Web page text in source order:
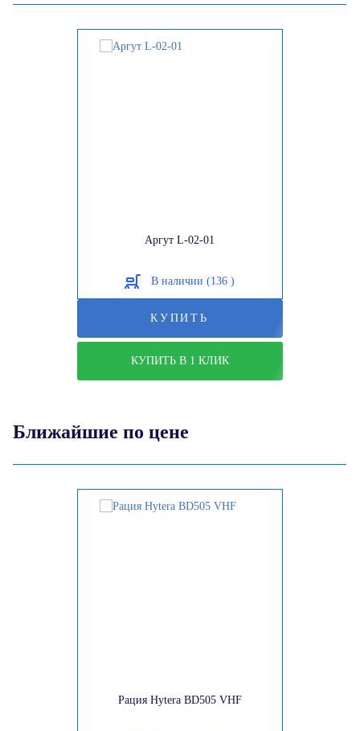
Аргут L-02-01
В наличии (136 )
КУПИТЬ
КУПИТЬ В 1 КЛИК
Ближайшие по цене
Рация Hytera BD505 VHF